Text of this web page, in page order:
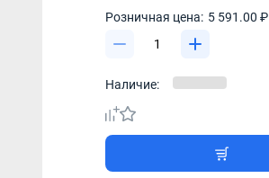
Розничная цена: 5 591.00 ₽
Наличие: